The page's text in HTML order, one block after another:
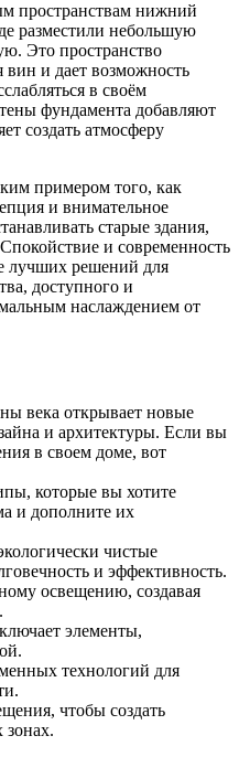
пространствам нижний
разместили небольшую
Это пространство
вин и дает возможность
в своём
фундамента добавляют
создать атмосферу
примером того, как
и внимательное
старые здания,
и современность
лучших решений для
доступного и
наслаждением от
века открывает новые
и архитектуры. Если вы
в своем доме, вот
которые вы хотите
и дополните их
чистые
и эффективность.
освещению, создавая
элементы,
технологий для
чтобы создать